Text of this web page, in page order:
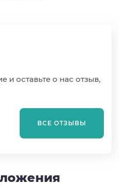
и оставьте о нас отзыв,
ВСЕ ОТЗЫВЫ